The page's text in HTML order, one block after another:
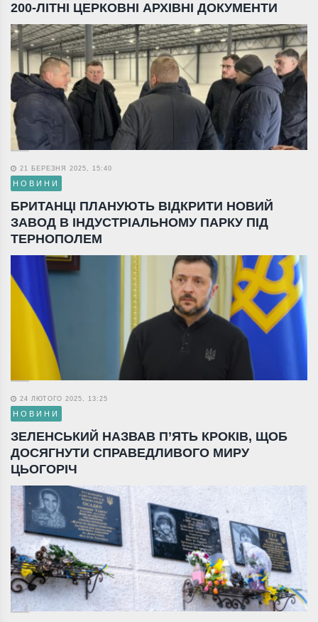
200-ЛІТНІ ЦЕРКОВНІ АРХІВНІ ДОКУМЕНТИ
21 БЕРЕЗНЯ 2025, 15:40
НОВИНИ
БРИТАНЦІ ПЛАНУЮТЬ ВІДКРИТИ НОВИЙ
ЗАВОД В ІНДУСТРІАЛЬНОМУ ПАРКУ ПІД
ТЕРНОПОЛЕМ
24 ЛЮТОГО 2025, 13:25
НОВИНИ
ЗЕЛЕНСЬКИЙ НАЗВАВ П’ЯТЬ КРОКІВ, ЩОБ
ДОСЯГНУТИ СПРАВЕДЛИВОГО МИРУ
ЦЬОГОРІЧ